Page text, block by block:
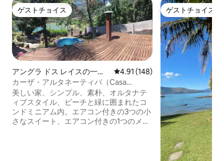
ゲストチョイス
ゲストチョイス
アングラ ドス レイスの一軒
家
レビュー148件、5つ星中4.91つ
4.91 (148)
カーザ・アルタネーティバ（Casa
Alternativa） - アングラ・ドス・レイス
美しい家、シンプル、素朴、オルタナテ
ィブスタイル、ビーチと緑に囲まれたコ
ンドミニアム内。エアコン付きの3つの小
さなスイート、エアコン付きの1つのメザ
ゲストチョイス
ゲストチョイス